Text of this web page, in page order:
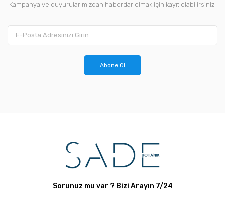
Kampanya ve duyurularımızdan haberdar olmak için kayıt olabilirsiniz.
Abone Ol
Sorunuz mu var ? Bizi Arayın 7/24